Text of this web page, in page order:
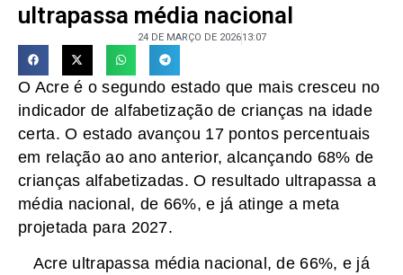
ultrapassa média nacional
24 DE MARÇO DE 202613:07
O Acre é o segundo estado que mais cresceu no
indicador de alfabetização de crianças na idade
certa. O estado avançou 17 pontos percentuais
em relação ao ano anterior, alcançando 68% de
crianças alfabetizadas. O resultado ultrapassa a
média nacional, de 66%, e já atinge a meta
projetada para 2027.
Acre ultrapassa média nacional, de 66%, e já